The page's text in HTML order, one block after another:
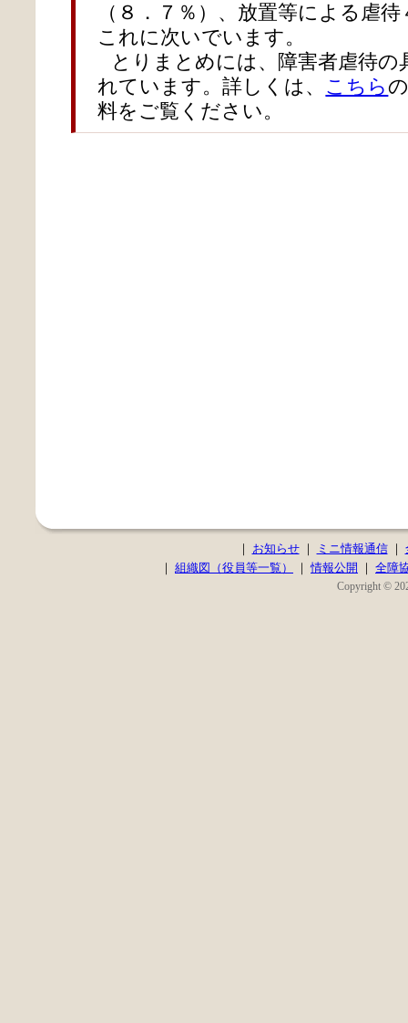
（８．７％）、放置等による虐
これに次いでいます。
とりまとめには、障害者虐待の
れています。詳しくは、 こちら
料をご覧ください。
｜ お知らせ｜ ミニ情報通信｜
｜ 組織図（役員等一覧） ｜情報公開 ｜ 全障
Copyright ©